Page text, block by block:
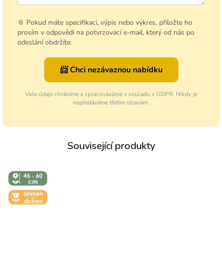
📎 Pokud máte specifikaci, výpis nebo výkres, přiložte ho
prosím v odpovědi na potvrzovací e-mail, který od nás po
odeslání obdržíte.
📨 Chci nezávaznou nabídku
Vaše údaje chráníme a zpracováváme v souladu s GDPR. Nikdy je
nepředáváme třetím stranám.
↕️ VÝŠKA 45
- 60 CM
🌼 KVĚT -
BŘEZEN -
DUBEN